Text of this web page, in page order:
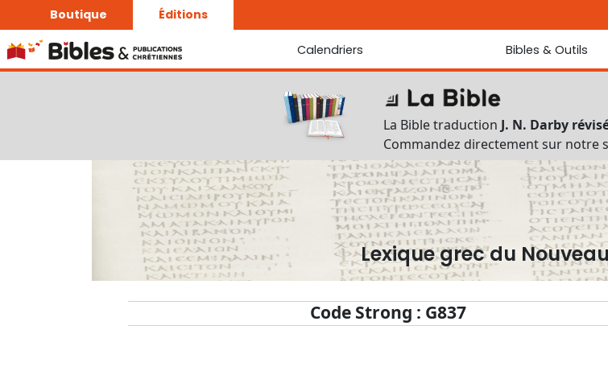
Boutique Éditions
Calendriers
La Bonne Semence
Le Seigneur est proche
Bibles & Outils
Bibles
Traduction J. N. Darby révisée
Traduction J. N. Darby
Ancien Testament
Nouveau Testament
Outils
Lexique grec du Nouveau
Téléchargements
La Bible traduction J. N. Darby
Commandez directement sur notre
Lexique grec du
Code Strong : G837